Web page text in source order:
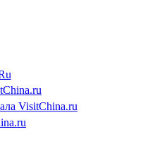
VisitChina.ru